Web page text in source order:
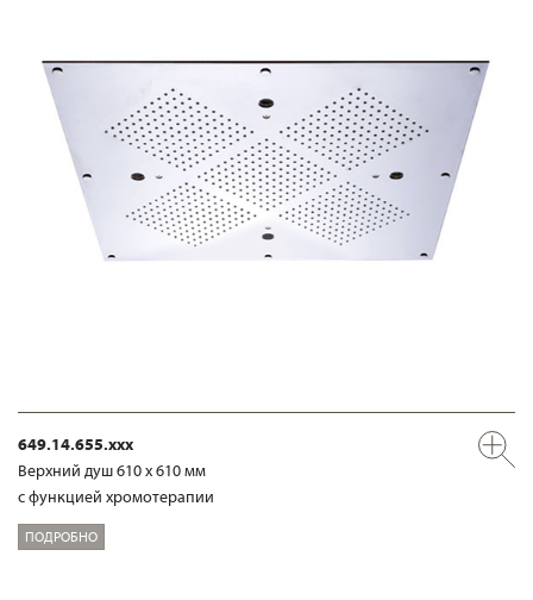
649.14.655.xxx
Верхний душ 610 х 610 мм
с функцией хромотерапии
ПОДРОБНО